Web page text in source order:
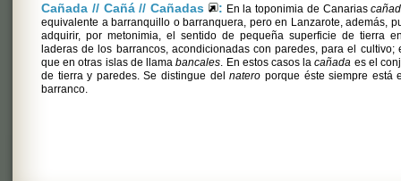
Cañada // Cañá // Cañadas
: En la toponimia de Canarias
equivalente a barranquillo o barranquera, pero en Lanzarote, además,
adquirir, por metonimia, el sentido de pequeña superficie de tierra
laderas de los barrancos, acondicionadas con paredes, para el cultivo;
que en otras islas de llamabancales. En estos casos lacañada es el
de tierra y paredes. Se distingue delnatero porque éste siempre está
barranco.